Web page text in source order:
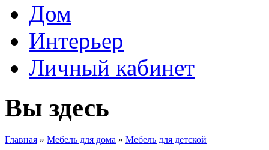
Дом
Интерьер
Личный кабинет
Вы здесь
Главная » Мебель для дома » Мебель для детской